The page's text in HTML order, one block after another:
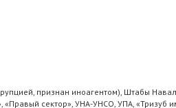
признан иноагентом), Штабы
сектор», УНА-УНСО, УПА, «Тризуб